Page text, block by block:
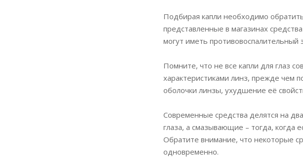
Подбирая капли необходимо
представленные в магазинах
могут иметь противовоспалительный
Помните, что не все капли для глаз
характеристиками линз, прежде чем
оболочки линзы, ухудшение её
Современные средства делятся на
глаза, а смазывающие – тогда, когда
Обратите внимание, что некоторые
одновременно.